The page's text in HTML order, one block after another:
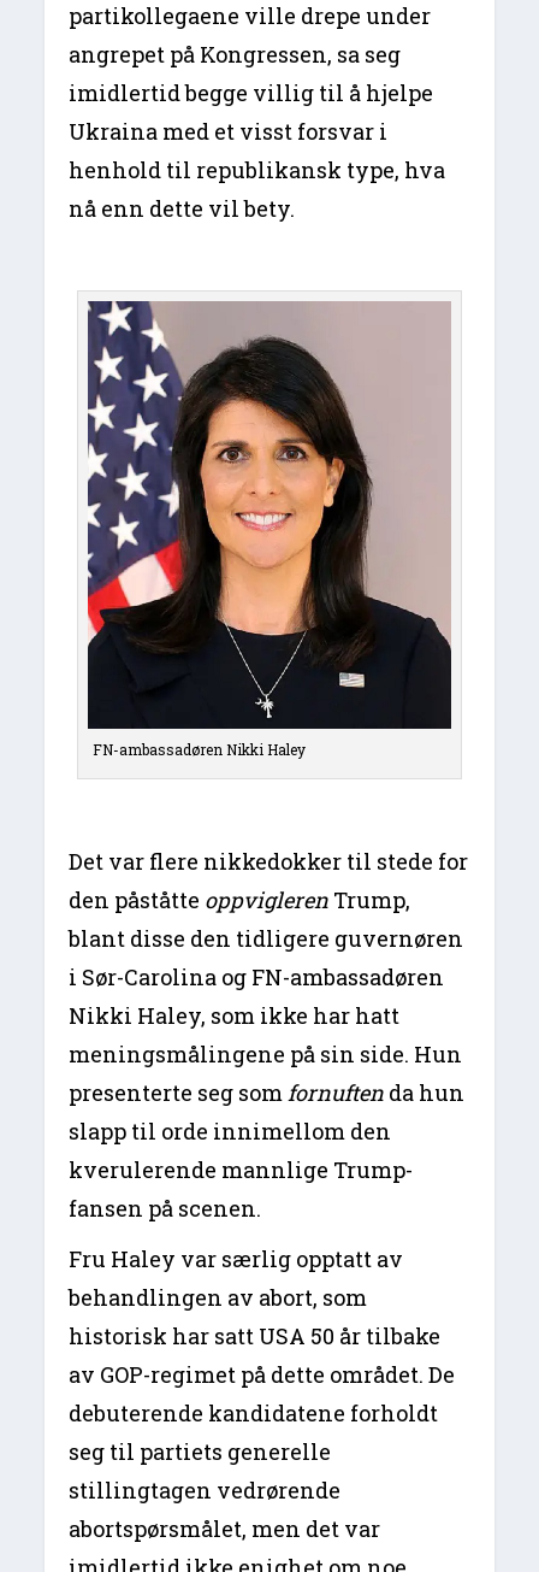
partikollegaene ville drepe under
angrepet på Kongressen, sa seg
imidlertid begge villig til å hjelpe
Ukraina med et visst forsvar i
henhold til republikansk type, hva
nå enn dette vil bety.
FN-ambassadøren Nikki Haley
Det var flere nikkedokker til stede for
den påståtte oppvigleren Trump,
blant disse den tidligere guvernøren
i Sør-Carolina og FN-ambassadøren
Nikki Haley, som ikke har hatt
meningsmålingene på sin side. Hun
presenterte seg som fornuften da hun
slapp til orde innimellom den
kverulerende mannlige Trump-
fansen på scenen.
Fru Haley var særlig opptatt av
behandlingen av abort, som
historisk har satt USA 50 år tilbake
av GOP-regimet på dette området. De
debuterende kandidatene forholdt
seg til partiets generelle
stillingtagen vedrørende
abortspørsmålet, men det var